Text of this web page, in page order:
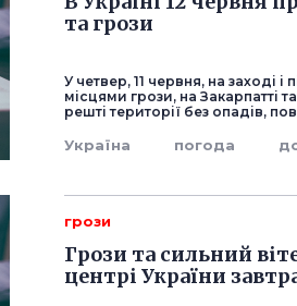
та грози
У четвер, 11 червня, на заході
місцями грози, на Закарпатті
решті території без опадів,
Україна погода
грози
Грози та сильний
центрі України